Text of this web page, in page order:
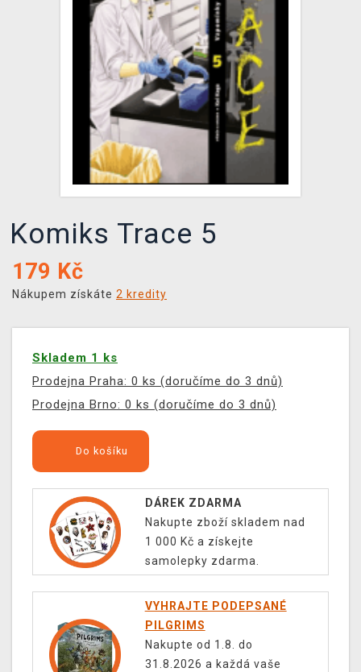
XZONE KLUB
TCG & BOARDGAME HUB
VÝKUP HER (BAZAR)
Komiks Trace 5
179 Kč
Nákupem získáte 2 kredity
Skladem 1 ks
Prodejna Praha: 0 ks (doručíme do 3 dnů)
Prodejna Brno: 0 ks (doručíme do 3 dnů)
Do košíku
DÁREK ZDARMA
Nakupte zboží skladem nad
1 000 Kč a získejte
samolepky zdarma.
VYHRAJTE PODEPSANÉ
PILGRIMS
Nakupte od 1.8. do
31.8.2026 a každá vaše